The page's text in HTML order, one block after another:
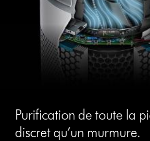
Purification de toute la
discret qu’un murmure.